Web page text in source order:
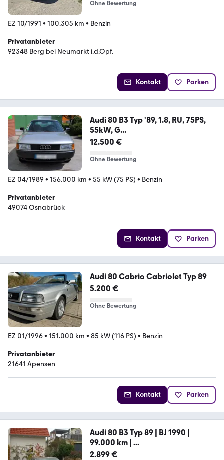
Ohne Bewertung
EZ 10/1991 • 100.305 km • Benzin
Privatanbieter
92348 Berg bei Neumarkt i.d.Opf.
Kontakt Parken
Audi 80 B3 Typ '89, 1.8, RU, 75PS,
55kW, G...
12.500 €
Ohne Bewertung
EZ 04/1989 • 156.000 km • 55 kW (75 PS) • Benzin
Privatanbieter
49074 Osnabrück
Kontakt Parken
Audi 80 Cabrio Cabriolet Typ 89
5.200 €
Ohne Bewertung
EZ 01/1996• 151.000 km • 85 kW (116 PS) • Benzin
Privatanbieter
21641 Apensen
Kontakt Parken
Audi 80 B3 Typ 89 | BJ 1990 |
99.000 km | ...
2.899 €